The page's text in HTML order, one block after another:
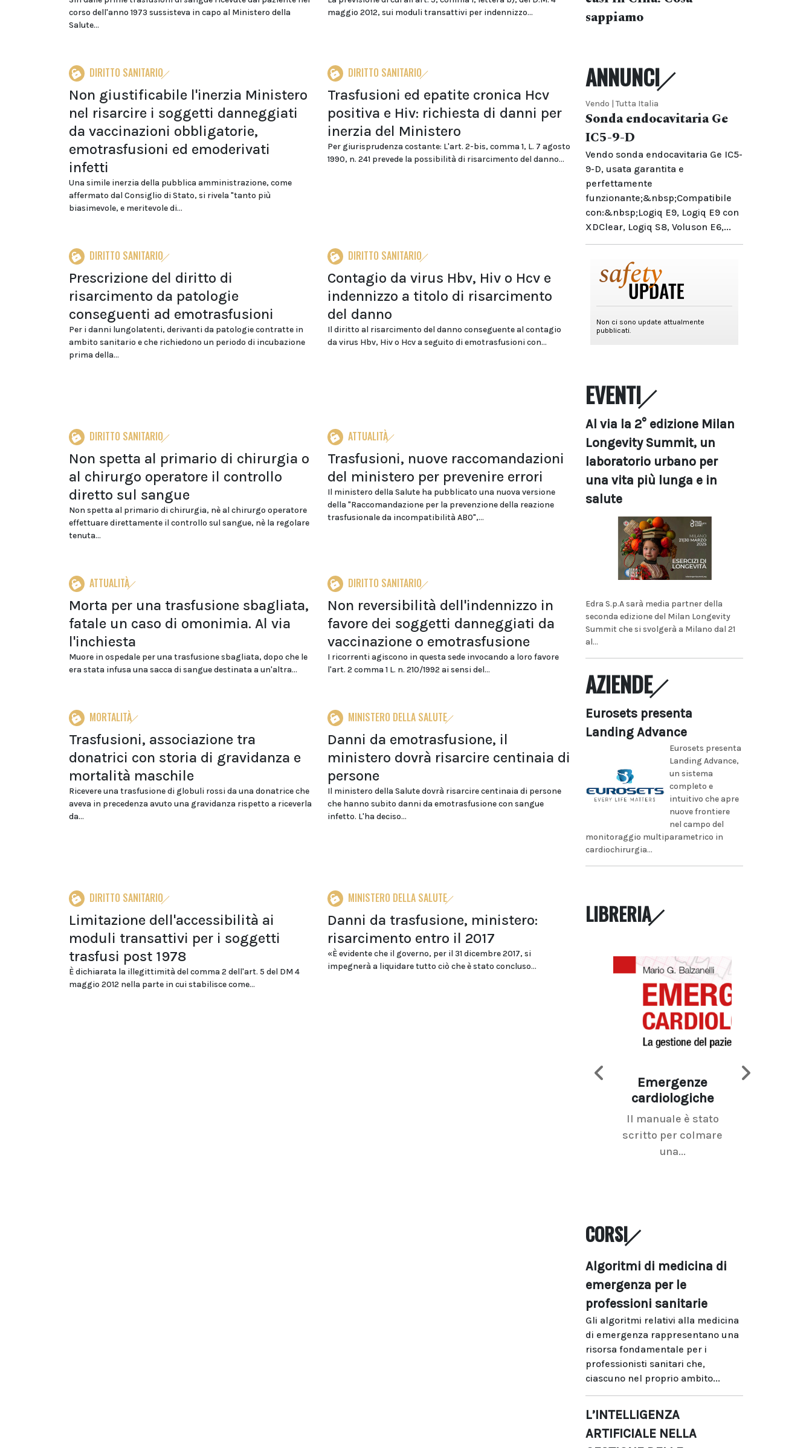
corso dell'anno 1973 sussisteva in capo al Ministero della
Salute...
maggio 2012, sui moduli transattivi per indennizzo...
DIRITTO SANITARIO
Non giustificabile l'inerzia Ministero
nel risarcire i soggetti danneggiati
da vaccinazioni obbligatorie,
emotrasfusioni ed emoderivati
infetti
Una simile inerzia della pubblica amministrazione, come
affermato dal Consiglio di Stato, si rivela "tanto più
biasimevole, e meritevole di...
DIRITTO SANITARIO
Trasfusioni ed epatite cronica Hcv
positiva e Hiv: richiesta di danni per
inerzia del Ministero
Per giurisprudenza costante: L'art. 2-bis, comma 1, L. 7 agosto
1990, n. 241 prevede la possibilità di risarcimento del danno...
DIRITTO SANITARIO
Prescrizione del diritto di
risarcimento da patologie
conseguenti ad emotrasfusioni
Per i danni lungolatenti, derivanti da patologie contratte in
ambito sanitario e che richiedono un periodo di incubazione
prima della...
DIRITTO SANITARIO
Contagio da virus Hbv, Hiv o Hcv e
indennizzo a titolo di risarcimento
del danno
Il diritto al risarcimento del danno conseguente al contagio
da virus Hbv, Hiv o Hcv a seguito di emotrasfusioni con...
DIRITTO SANITARIO
Non spetta al primario di chirurgia o
al chirurgo operatore il controllo
diretto sul sangue
Non spetta al primario di chirurgia, nè al chirurgo operatore
effettuare direttamente il controllo sul sangue, nè la regolare
tenuta...
ATTUALITÀ
Trasfusioni, nuove raccomandazioni
del ministero per prevenire errori
Il ministero della Salute ha pubblicato una nuova versione
della "Raccomandazione per la prevenzione della reazione
trasfusionale da incompatibilità AB0",...
ATTUALITÀ
Morta per una trasfusione sbagliata,
fatale un caso di omonimia. Al via
l'inchiesta
Muore in ospedale per una trasfusione sbagliata, dopo che le
era stata infusa una sacca di sangue destinata a un'altra...
DIRITTO SANITARIO
Non reversibilità dell'indennizzo in
favore dei soggetti danneggiati da
vaccinazione o emotrasfusione
I ricorrenti agiscono in questa sede invocando a loro favore
l'art. 2 comma 1 L. n. 210/1992 ai sensi del...
MORTALITÀ
Trasfusioni, associazione tra
donatrici con storia di gravidanza e
mortalità maschile
Ricevere una trasfusione di globuli rossi da una donatrice che
aveva in precedenza avuto una gravidanza rispetto a riceverla
da...
MINISTERO DELLA SALUTE
Danni da emotrasfusione, il
ministero dovrà risarcire centinaia di
persone
Il ministero della Salute dovrà risarcire centinaia di persone
che hanno subito danni da emotrasfusione con sangue
infetto. L'ha deciso...
DIRITTO SANITARIO
Limitazione dell'accessibilità ai
moduli transattivi per i soggetti
trasfusi post 1978
È dichiarata la illegittimità del comma 2 dell'art. 5 del DM 4
maggio 2012 nella parte in cui stabilisce come...
MINISTERO DELLA SALUTE
Danni da trasfusione, ministero:
risarcimento entro il 2017
«È evidente che il governo, per il 31 dicembre 2017, si
impegnerà a liquidare tutto ciò che è stato concluso...
sappiamo
ANNUNCI
Vendo | Tutta Italia
Sonda endocavitaria Ge
IC5-9-D
Vendo sonda endocavitaria Ge IC5-
9-D, usata garantita e
perfettamente
funzionante;&nbsp;Compatibile
con:&nbsp;Logiq E9, Logiq E9 con
XDClear, Logiq S8, Voluson E6,...
EVENTI
Al via la 2° edizione Milan
Longevity Summit, un
laboratorio urbano per
una vita più lunga e in
salute
Edra S.p.A sarà media partner della
seconda edizione del Milan Longevity
Summit che si svolgerà a Milano dal 21
al...
AZIENDE
Eurosets presenta
Landing Advance
Eurosets presenta
Landing Advance,
un sistema
completo e
intuitivo che apre
nuove frontiere
nel campo del
monitoraggio multiparametrico in
cardiochirurgia...
LIBRERIA
Emergenze
cardiologiche
Il manuale è stato
scritto per colmare
una...
CORSI
Algoritmi di medicina di
emergenza per le
professioni sanitarie
Gli algoritmi relativi alla medicina
di emergenza rappresentano una
risorsa fondamentale per i
professionisti sanitari che,
ciascuno nel proprio ambito...
L’INTELLIGENZA
ARTIFICIALE NELLA